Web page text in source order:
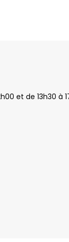
et de 13h30 à